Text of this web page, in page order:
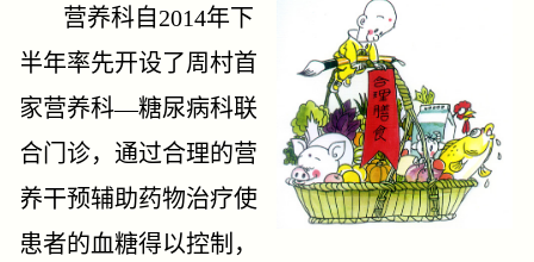
营养科自2014年下
半年率先开设了周村首
家营养科—糖尿病科联
合门诊，通过合理的营
养干预辅助药物治疗使
患者的血糖得以控制，